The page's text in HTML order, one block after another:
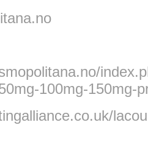
100mg-150mg-